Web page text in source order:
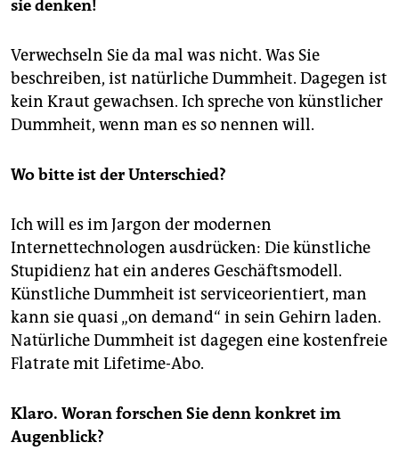
sie denken!
Verwechseln Sie da mal was nicht. Was Sie
beschreiben, ist natürliche Dummheit. Dagegen ist
kein Kraut gewachsen. Ich spreche von künstlicher
Dummheit, wenn man es so nennen will.
Wo bitte ist der Unterschied?
Ich will es im Jargon der modernen
Internettechnologen ausdrücken: Die künstliche
Stupidienz hat ein anderes Geschäftsmodell.
Künstliche Dummheit ist serviceorientiert, man
kann sie quasi „on demand“ in sein Gehirn laden.
Natürliche Dummheit ist dagegen eine kostenfreie
Flatrate mit Lifetime-Abo.
Klaro. Woran forschen Sie denn konkret im
Augenblick?